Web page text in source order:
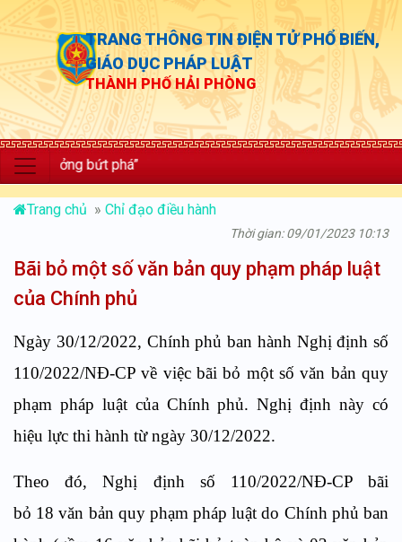
TRANG THÔNG TIN ĐIỆN TỬ PHỔ BIẾN,
GIÁO DỤC PHÁP LUẬT
THÀNH PHỐ HẢI PHÒNG
bứt phá”
Trang chủ » Chỉ đạo điều hành
Thời gian: 09/01/2023 10:13
Bãi bỏ một số văn bản quy phạm pháp luật
của Chính phủ
Ngày 30/12/2022, Chính phủ ban hành Nghị định số
110/2022/NĐ-CP về việc bãi bỏ một số văn bản quy
phạm pháp luật của Chính phủ. Nghị định này có
hiệu lực thi hành từ ngày 30/12/2022.
Theo đó, Nghị định số 110/2022/NĐ-CP bãi
bỏ 18 văn bản quy phạm pháp luật do Chính phủ ban